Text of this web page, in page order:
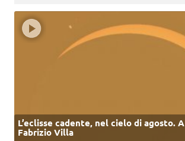
L’eclisse cadente, nel cielo di agosto.
Fabrizio Villa